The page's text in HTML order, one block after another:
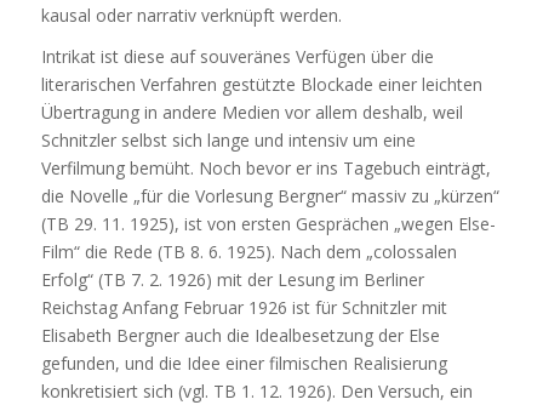
kausal oder narrativ verknüpft werden.
Intrikat ist diese auf souveränes Verfügen über die
literarischen Verfahren gestützte Blockade einer leichten
Übertragung in andere Medien vor allem deshalb, weil
Schnitzler selbst sich lange und intensiv um eine
Verfilmung bemüht. Noch bevor er ins Tagebuch einträgt,
die Novelle „für die Vorlesung Bergner“ massiv zu „kürzen“
(TB 29. 11. 1925), ist von ersten Gesprächen „wegen Else-
Film“ die Rede (TB 8. 6. 1925). Nach dem „colossalen
Erfolg“ (TB 7. 2. 1926) mit der Lesung im Berliner
Reichstag Anfang Februar 1926 ist für Schnitzler mit
Elisabeth Bergner auch die Idealbesetzung der Else
gefunden, und die Idee einer filmischen Realisierung
konkretisiert sich (vgl. TB 1. 12. 1926). Den Versuch, ein